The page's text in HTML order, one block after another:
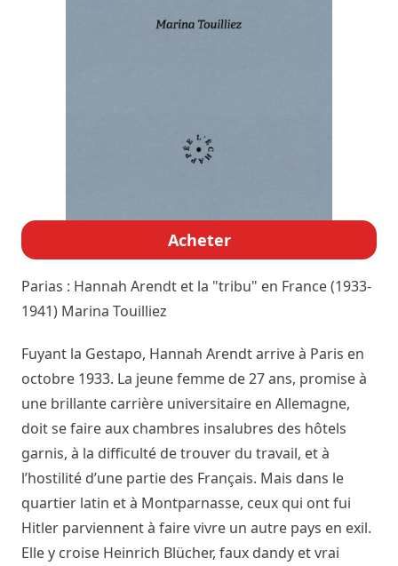
Acheter
Parias : Hannah Arendt et la "tribu" en France (1933-
1941) Marina Touilliez
Fuyant la Gestapo, Hannah Arendt arrive à Paris en
octobre 1933. La jeune femme de 27 ans, promise à
une brillante carrière universitaire en Allemagne,
doit se faire aux chambres insalubres des hôtels
garnis, à la difficulté de trouver du travail, et à
l’hostilité d’une partie des Français. Mais dans le
quartier latin et à Montparnasse, ceux qui ont fui
Hitler parviennent à faire vivre un autre pays en exil.
Elle y croise Heinrich Blücher, faux dandy et vrai